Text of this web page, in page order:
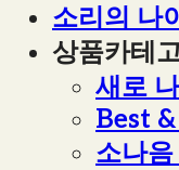
소리의 나
상품카테
새로
Best
소나